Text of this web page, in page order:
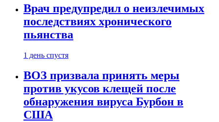
Врач предупредил о неизлечимых
последствиях хронического
пьянства
1 день спустя
ВОЗ призвала принять меры
против укусов клещей после
обнаружения вируса Бурбон в
США